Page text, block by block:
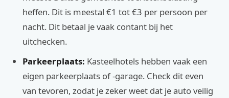
heffen. Dit is meestal €1 tot €3 per persoon per
nacht. Dit betaal je vaak contant bij het
uitchecken.
Parkeerplaats: Kasteelhotels hebben vaak een
eigen parkeerplaats of -garage. Check dit even
van tevoren, zodat je zeker weet dat je auto veilig